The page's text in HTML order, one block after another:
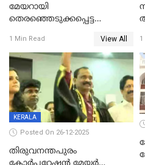
മേയറായി
തെരഞ്ഞെടുക്കപ്പെട്ട
ആദ്യ വോട്ട് അസാധു; കണ്ണൂർ
ഡെപ്യൂട്ടി മേയർ സ്ഥാനത്ത്
താഹിറിന് വിജയം
1 Min Read View All 1
KERALA
Posted On 26-12-2025
തിരുവനന്തപുരം